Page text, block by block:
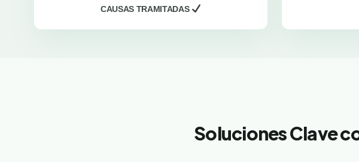
CAUSAS TRAMITADAS
Soluciones Clave